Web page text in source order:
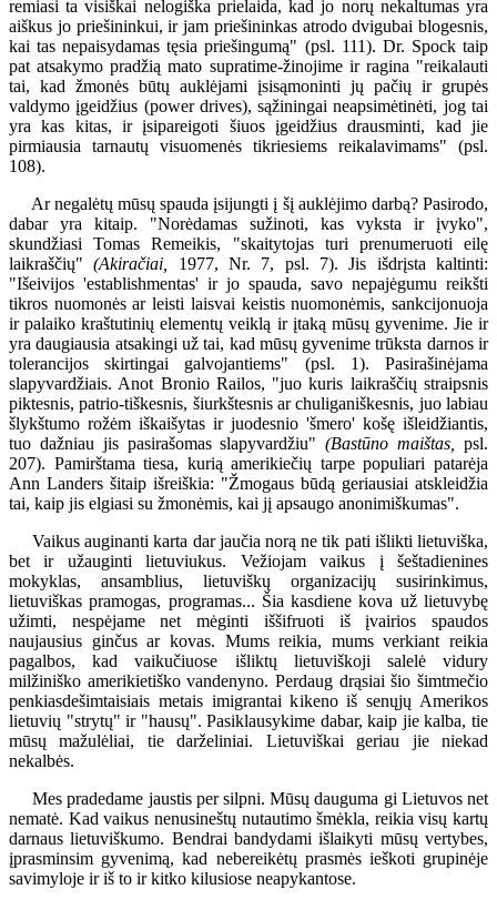
remiasi ta visiškai nelogiška prielaida, kad jo norų nekaltumas yra
aiškus jo priešininkui, ir jam priešininkas atrodo dvigubai blogesnis,
kai tas nepaisydamas tęsia priešingumą" (psl. 111). Dr. Spock taip
pat atsakymo pradžią mato supratime-žinojime ir ragina "reikalauti
tai, kad žmonės būtų auklėjami įsisąmoninti jų pačių ir grupės
valdymo įgeidžius (power drives), sąžiningai neapsimėtinėti, jog tai
yra kas kitas, ir įsipareigoti šiuos įgeidžius drausminti, kad jie
pirmiausia tarnautų visuomenės tikriesiems reikalavimams" (psl.
108).
Ar negalėtų mūsų spauda įsijungti į šį auklėjimo darbą? Pasirodo,
dabar yra kitaip. "Norėdamas sužinoti, kas vyksta ir įvyko",
skundžiasi Tomas Remeikis, "skaitytojas turi prenumeruoti eilę
laikraščių"(Akiračiai,
1977, Nr. 7, psl. 7). Jis išdrįsta kaltinti:
"Išeivijos 'establishmentas' ir jo spauda, savo nepajėgumu reikšti
tikros nuomonės ar leisti laisvai keistis nuomonėmis, sankcijonuoja
ir palaiko kraštutinių elementų veiklą ir įtaką mūsų gyvenime. Jie ir
yra daugiausia atsakingi už tai, kad mūsų gyvenime trūksta darnos ir
tolerancijos skirtingai galvojantiems" (psl. 1). Pasirašinėjama
slapyvardžiais. Anot Bronio Railos, "juo kuris laikraščių straipsnis
piktesnis, patrio-tiškesnis, šiurkštesnis ar chuliganiškesnis, juo labiau
šlykštumo rožėm iškaišytas ir juodesnio 'šmero' košę išleidžiantis,
tuo dažniau jis pasirašomas slapyvardžiu"(Bastūno maištas,
psl.
207). Pamirštama tiesa, kurią amerikiečių tarpe populiari patarėja
Ann Landers šitaip išreiškia: "Žmogaus būdą geriausiai atskleidžia
tai, kaip jis elgiasi su žmonėmis, kai jį apsaugo anonimiškumas".
Vaikus auginanti karta dar jaučia norą ne tik pati išlikti lietuviška,
bet ir užauginti lietuviukus. Vežiojam vaikus į šeštadienines
mokyklas, ansamblius, lietuviškų organizacijų susirinkimus,
lietuviškas pramogas, programas... Šia kasdiene kova už lietuvybę
užimti, nespėjame net mėginti iššifruoti iš įvairios spaudos
naujausius ginčus ar kovas. Mums reikia, mums verkiant reikia
pagalbos, kad vaikučiuose išliktų lietuviškoji salelė vidury
milžiniško amerikietiško vandenyno. Perdaug drąsiai šio šimtmečio
penkiasdešimtaisiais metais imigrantai kikeno iš senųjų Amerikos
lietuvių "strytų" ir "hausų". Pasiklausykime dabar, kaip jie kalba, tie
mūsų mažulėliai, tie darželiniai. Lietuviškai geriau jie niekad
nekalbės.
Mes pradedame jaustis per silpni. Mūsų dauguma gi Lietuvos net
nematė. Kad vaikus nenusineštų nutautimo šmėkla, reikia visų kartų
darnaus lietuviškumo. Bendrai bandydami išlaikyti mūsų vertybes,
įprasminsim gyvenimą, kad nebereikėtų prasmės ieškoti grupinėje
savimyloje ir iš to ir kitko kilusiose neapykantose.